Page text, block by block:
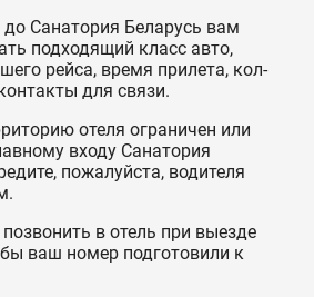
Санатория Беларусь вам
подходящий класс авто,
рейса, время прилета, кол-
для связи.
отеля ограничен или
входу Санатория
пожалуйста, водителя
в отель при выезде
ваш номер подготовили к